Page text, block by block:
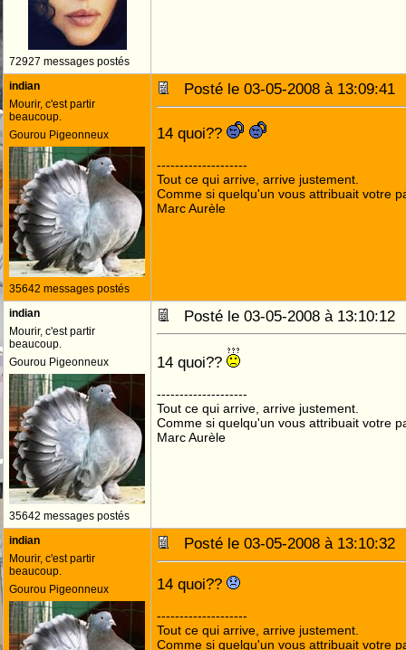
72927 messages postés
indian
Mourir, c'est partir
beaucoup.
Gourou Pigeonneux
35642 messages postés
Posté le 03-05-2008 à
14 quoi??
--------------------
Tout ce qui arrive, arrive justement.
Comme si quelqu'un vous attribuait votre
Marc Aurèle
indian
Mourir, c'est partir
beaucoup.
Gourou Pigeonneux
35642 messages postés
Posté le 03-05-2008 à
14 quoi??
--------------------
Tout ce qui arrive, arrive justement.
Comme si quelqu'un vous attribuait votre
Marc Aurèle
indian
Mourir, c'est partir
beaucoup.
Gourou Pigeonneux
Posté le 03-05-2008 à
14 quoi??
--------------------
Tout ce qui arrive, arrive justement.
Comme si quelqu'un vous attribuait votre